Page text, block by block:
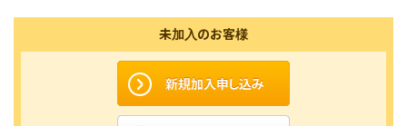
未加入のお客様